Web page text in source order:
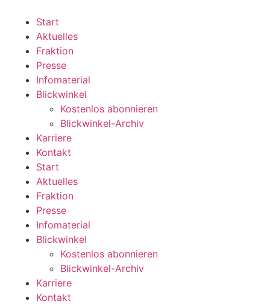
wechseln
Start
Aktuelles
Fraktion
Presse
Infomaterial
Blickwinkel
Kostenlos abonnieren
Blickwinkel-Archiv
Karriere
Kontakt
Start
Aktuelles
Fraktion
Presse
Infomaterial
Blickwinkel
Kostenlos abonnieren
Blickwinkel-Archiv
Karriere
Kontakt